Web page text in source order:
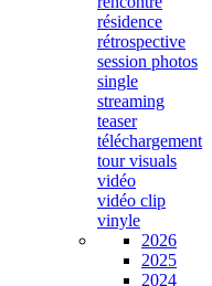
résidence
rétrospective
session photos
single
streaming
teaser
téléchargement
tour visuals
vidéo
vidéo clip
vinyle
2026
2025
2024